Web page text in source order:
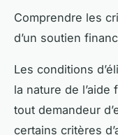
Comprendre les
d’un soutien
Les conditions
la nature de
tout demandeur
certains critères